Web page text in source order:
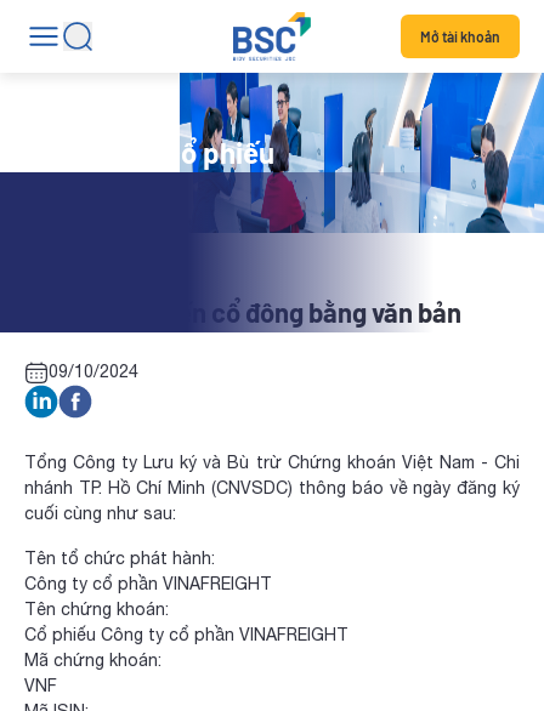
Mở tài khoản
Tin tức mã cổ phiếu
VNF: Lấy ý kiến cổ đông bằng văn bản
09/10/2024
Tổng Công ty Lưu ký và Bù trừ Chứng khoán Việt Nam - Chi
nhánh TP. Hồ Chí Minh (CNVSDC) thông báo về ngày đăng ký
cuối cùng như sau:
Tên tổ chức phát hành:
Công ty cổ phần VINAFREIGHT
Tên chứng khoán:
Cổ phiếu Công ty cổ phần VINAFREIGHT
Mã chứng khoán:
VNF